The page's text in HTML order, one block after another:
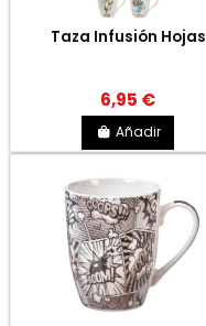
Taza Infusión Hojas
6,95 €
Añadir